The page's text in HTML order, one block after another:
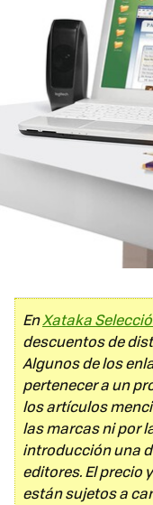
EnXataka
descuentos de
Algunos de los
pertenecer a un
los artículos
las marcas ni por
introducción una
editores. El precio
están sujetos a